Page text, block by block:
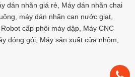
dán nhãn giá rẻ, Máy dán nhãn chai
máy dán nhãn can nước giạt,
cấp phôi máy dập, Máy CNC
đóng gói, Máy sản xuất cửa nhôm,